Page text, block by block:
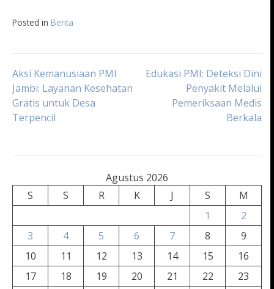
Posted in Berita
Navigasi
pos
Aksi Kemanusiaan PMI
Jambi: Layanan Kesehatan
Gratis untuk Desa
Terpencil
Edukasi PMI: Deteksi Dini
Penyakit Melalui
Pemeriksaan Medis
Berkala
Agustus 2026
S
S R K J S
M
1
2
3
4 5 6 7 8
9
10
11 12 13 14 15
16
17
18 19 20 21 22
23